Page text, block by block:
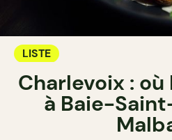
LISTE
Charlevoix :
à Baie-